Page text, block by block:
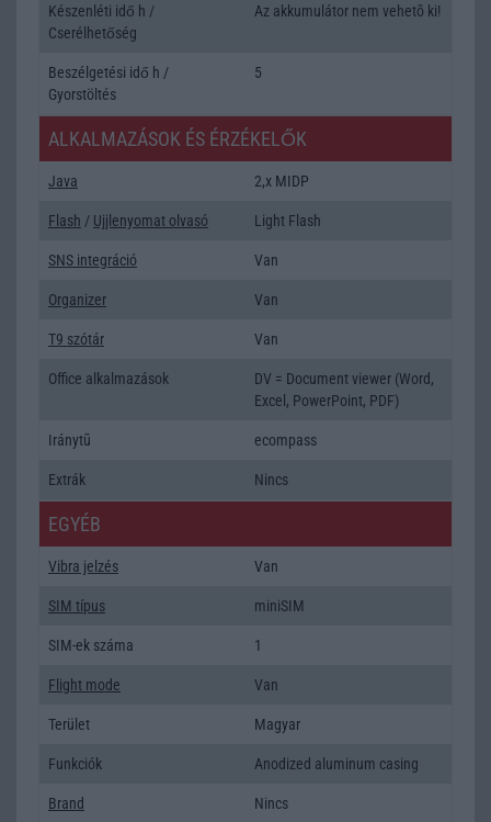
Készenléti idő h /
Cserélhetőség
Az akkumulátor nem vehetõ ki!
Beszélgetési idő h /
Gyorstöltés
5
ALKALMAZÁSOK ÉS ÉRZÉKELŐK
Java 2,x MIDP
Flash / Ujjlenyomat olvasó Light Flash
SNS integráció Van
Organizer Van
T9 szótár Van
Office alkalmazások
DV = Document viewer (Word,
Excel, PowerPoint, PDF)
Iránytũ ecompass
Extrák Nincs
EGYÉB
Vibra jelzés Van
SIM típus miniSIM
SIM-ek száma 1
Flight mode Van
Terület Magyar
Funkciók Anodized aluminum casing
Brand Nincs